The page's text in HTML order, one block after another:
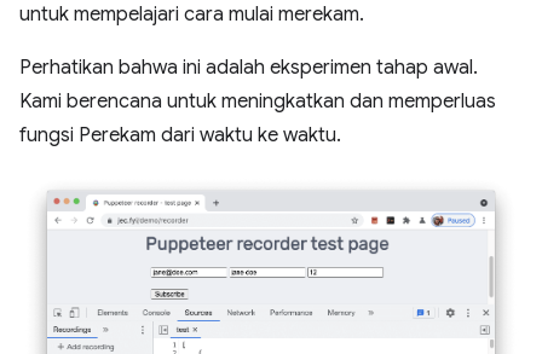
untuk mempelajari cara mulai merekam.
Perhatikan bahwa ini adalah eksperimen tahap awal.
Kami berencana untuk meningkatkan dan memperluas
fungsi Perekam dari waktu ke waktu.